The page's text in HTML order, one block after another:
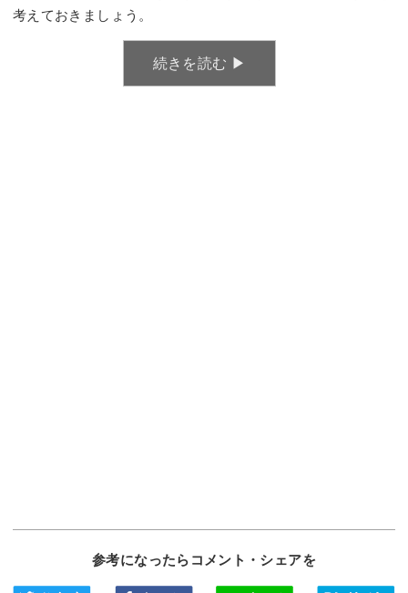
考えておきましょう。
続きを読む ▶︎
参考になったらコメント・シェアを